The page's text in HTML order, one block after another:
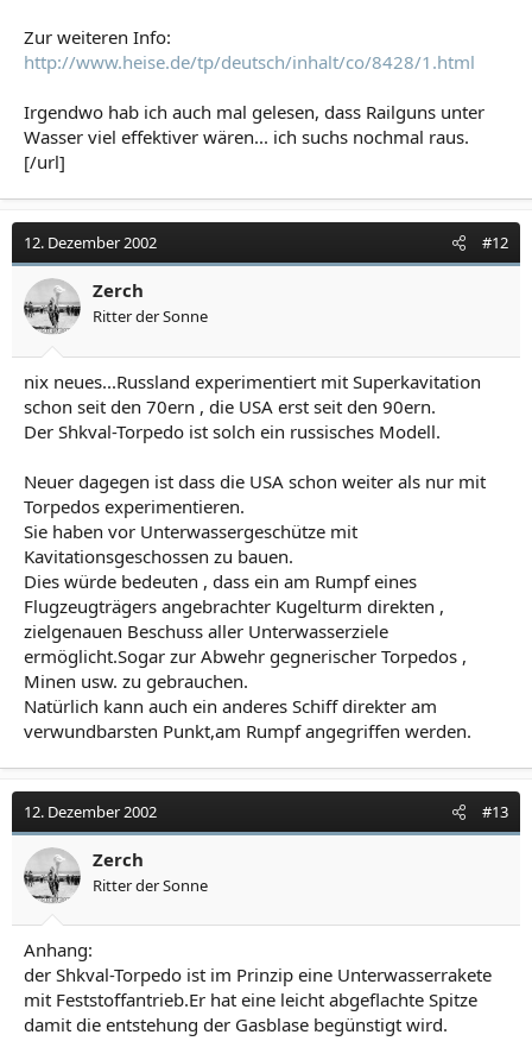
Zur weiteren Info:
http://www.heise.de/tp/deutsch/inhalt/co/8428/1.html
Irgendwo hab ich auch mal gelesen, dass Railguns unter
Wasser viel effektiver wären... ich suchs nochmal raus.
[/url]
12. Dezember 2002 #12
Zerch
Ritter der Sonne
nix neues...Russland experimentiert mit Superkavitation
schon seit den 70ern , die USA erst seit den 90ern.
Der Shkval-Torpedo ist solch ein russisches Modell.
Neuer dagegen ist dass die USA schon weiter als nur mit
Torpedos experimentieren.
Sie haben vor Unterwassergeschütze mit
Kavitationsgeschossen zu bauen.
Dies würde bedeuten , dass ein am Rumpf eines
Flugzeugträgers angebrachter Kugelturm direkten ,
zielgenauen Beschuss aller Unterwasserziele
ermöglicht.Sogar zur Abwehr gegnerischer Torpedos ,
Minen usw. zu gebrauchen.
Natürlich kann auch ein anderes Schiff direkter am
verwundbarsten Punkt,am Rumpf angegriffen werden.
12. Dezember 2002 #13
Zerch
Ritter der Sonne
Anhang:
der Shkval-Torpedo ist im Prinzip eine Unterwasserrakete
mit Feststoffantrieb.Er hat eine leicht abgeflachte Spitze
damit die entstehung der Gasblase begünstigt wird.